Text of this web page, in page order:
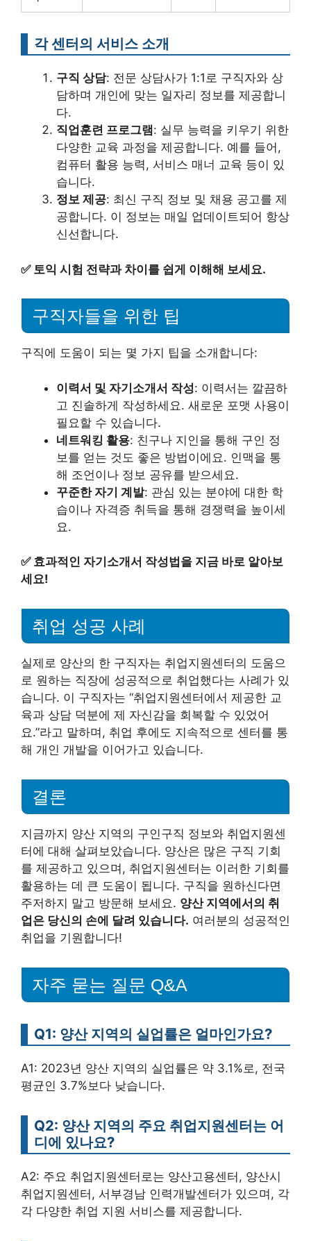
각 센터의 서비스 소개
구직 상담: 전문 상담사가 1:1로 구직자와 상
담하며 개인에 맞는 일자리 정보를 제공합니
다.
직업훈련 프로그램: 실무 능력을 키우기 위한
다양한 교육 과정을 제공합니다. 예를 들어,
컴퓨터 활용 능력, 서비스 매너 교육 등이 있
습니다.
정보 제공: 최신 구직 정보 및 채용 공고를 제
공합니다. 이 정보는 매일 업데이트되어 항상
신선합니다.
✅ 토익 시험 전략과 차이를 쉽게 이해해 보세요.
구직자들을 위한 팁
구직에 도움이 되는 몇 가지 팁을 소개합니다:
이력서 및 자기소개서 작성: 이력서는 깔끔하
고 진솔하게 작성하세요. 새로운 포맷 사용이
필요할 수 있습니다.
네트워킹 활용: 친구나 지인을 통해 구인 정
보를 얻는 것도 좋은 방법이에요. 인맥을 통
해 조언이나 정보 공유를 받으세요.
꾸준한 자기 계발: 관심 있는 분야에 대한 학
습이나 자격증 취득을 통해 경쟁력을 높이세
요.
✅ 효과적인 자기소개서 작성법을 지금 바로 알아보
세요!
취업 성공 사례
실제로 양산의 한 구직자는 취업지원센터의 도움으
로 원하는 직장에 성공적으로 취업했다는 사례가 있
습니다. 이 구직자는 “취업지원센터에서 제공한 교
육과 상담 덕분에 제 자신감을 회복할 수 있었어
요.”라고 말하며, 취업 후에도 지속적으로 센터를 통
해 개인 개발을 이어가고 있습니다.
결론
지금까지 양산 지역의 구인구직 정보와 취업지원센
터에 대해 살펴보았습니다. 양산은 많은 구직 기회
를 제공하고 있으며, 취업지원센터는 이러한 기회를
활용하는 데 큰 도움이 됩니다. 구직을 원하신다면
주저하지 말고 방문해 보세요. 양산 지역에서의 취
업은 당신의 손에 달려 있습니다. 여러분의 성공적인
취업을 기원합니다!
자주 묻는 질문 Q&A
Q1: 양산 지역의 실업률은 얼마인가요?
A1: 2023년 양산 지역의 실업률은 약 3.1%로, 전국
평균인 3.7%보다 낮습니다.
Q2: 양산 지역의 주요 취업지원센터는 어
디에 있나요?
A2: 주요 취업지원센터로는 양산고용센터, 양산시
취업지원센터, 서부경남 인력개발센터가 있으며, 각
각 다양한 취업 지원 서비스를 제공합니다.